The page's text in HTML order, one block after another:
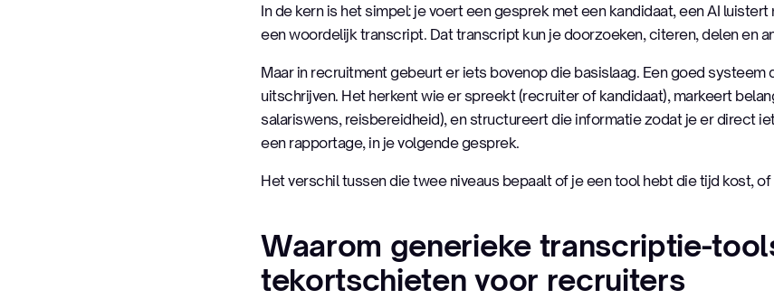
In de kern is het simpel: je voert een gesprek met een kandidaat, een AI luistert
een woordelijk transcript. Dat transcript kun je doorzoeken, citeren, delen en
Maar in recruitment gebeurt er iets bovenop die basislaag. Een goed systeem
uitschrijven. Het herkent wie er spreekt (recruiter of kandidaat), markeert
salariswens, reisbereidheid), en structureert die informatie zodat je er direct
een rapportage, in je volgende gesprek.
Het verschil tussen die twee niveaus bepaalt of je een tool hebt die tijd kost,
Waarom generieke transcriptie-
tekortschieten voor recruiters